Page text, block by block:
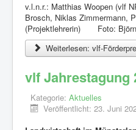
v.l.n.r.: Matthias Woopen (vlf
Brosch, Niklas Zimmermann,
(Projektlehrerin) Foto:
Weiterlesen: vlf-
vlf Jahrestagung
Kategorie: Aktuelles
Veröffentlicht: 23. Juni